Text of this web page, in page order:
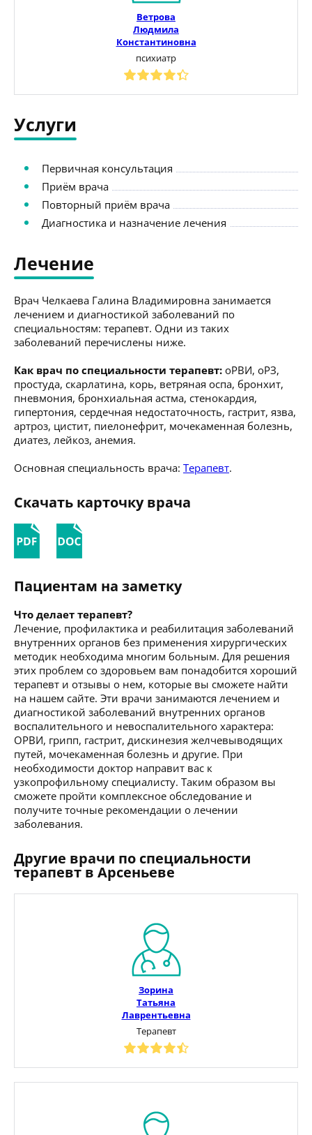
Ветрова
Людмила
Константиновна
психиатр
Услуги
Первичная консультация
Приём врача
Повторный приём врача
Диагностика и назначение лечения
Лечение
Врач Челкаева Галина Владимировна занимается
лечением и диагностикой заболеваний по
специальностям: терапевт. Одни из таких
заболеваний перечислены ниже.
Как врач по специальности терапевт: оРВИ, оРЗ,
простуда, скарлатина, корь, ветряная оспа, бронхит,
пневмония, бронхиальная астма, стенокардия,
гипертония, сердечная недостаточность, гастрит, язва,
артроз, цистит, пиелонефрит, мочекаменная болезнь,
диатез, лейкоз, анемия.
Основная специальность врача: Терапевт.
Скачать карточку врача
Пациентам на заметку
Что делает терапевт?
Лечение, профилактика и реабилитация заболеваний
внутренних органов без применения хирургических
методик необходима многим больным. Для решения
этих проблем со здоровьем вам понадобится хороший
терапевт и отзывы о нем, которые вы сможете найти
на нашем сайте. Эти врачи занимаются лечением и
диагностикой заболеваний внутренних органов
воспалительного и невоспалительного характера:
ОРВИ, грипп, гастрит, дискинезия желчевыводящих
путей, мочекаменная болезнь и другие. При
необходимости доктор направит вас к
узкопрофильному специалисту. Таким образом вы
сможете пройти комплексное обследование и
получите точные рекомендации о лечении
заболевания.
Другие врачи по специальности
терапевт в Арсеньеве
Зорина
Татьяна
Лаврентьевна
Терапевт